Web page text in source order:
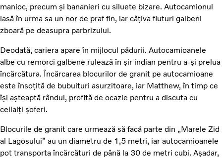
manioc, precum și bananieri cu siluete bizare. Autocamionul
lasă în urma sa un nor de praf fin, iar câțiva fluturi galbeni
zboară pe deasupra parbrizului.
Deodată, cariera apare în mijlocul pădurii. Autocamioanele
albe cu remorci galbene rulează în șir indian pentru a-și prelua
încărcătura. Încărcarea blocurilor de granit pe autocamioane
este însoțită de bubuituri asurzitoare, iar Matthew, în timp ce
își așteaptă rândul, profită de ocazie pentru a discuta cu
ceilalți șoferi.
Blocurile de granit care urmează să facă parte din „Marele Zid
al Lagosului” au un diametru de 1,5 metri, iar autocamioanele
pot transporta încărcături de până la 30 de metri cubi. Așadar,